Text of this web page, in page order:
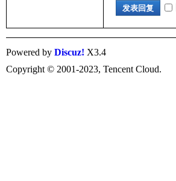
发表回复
Powered by Discuz! X3.4
Copyright © 2001-2023, Tencent Cloud.